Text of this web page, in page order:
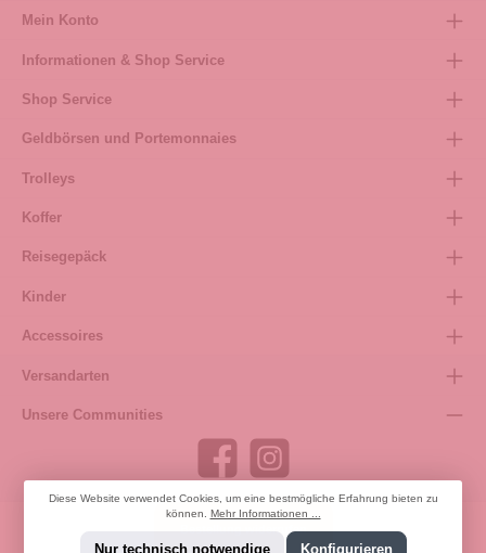
Mein Konto
Informationen & Shop Service
Shop Service
Geldbörsen und Portemonnaies
Trolleys
Koffer
Reisegepäck
Kinder
Accessoires
Versandarten
Unsere Communities
Bestellung widerrufen
Diese Website verwendet Cookies, um eine bestmögliche Erfahrung bieten zu
können. Mehr Informationen ...
Nur technisch notwendige Konfigurieren